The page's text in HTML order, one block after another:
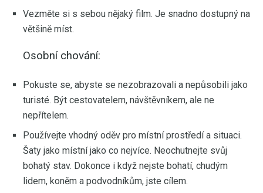
Vezměte si s sebou nějaký film. Je snadno dostupný na
většině míst.
Osobní chování:
Pokuste se, abyste se nezobrazovali a nepůsobili jako
turisté. Být cestovatelem, návštěvníkem, ale ne
nepřítelem.
Používejte vhodný oděv pro místní prostředí a situaci.
Šaty jako místní jako co nejvíce. Neochutnejte svůj
bohatý stav. Dokonce i když nejste bohatí, chudým
lidem, koněm a podvodníkům, jste cílem.